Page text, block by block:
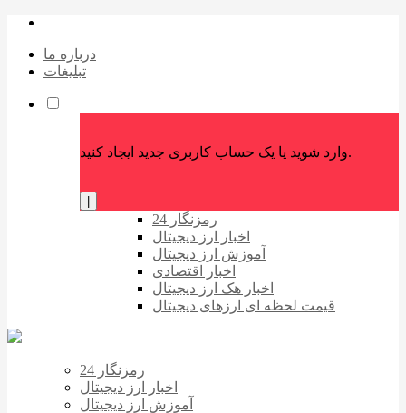
درباره ما
تبلیغات
وارد شوید یا یک حساب کاربری جدید ایجاد کنید.
رمزنگار 24
اخبار ارز دیجیتال
آموزش ارز دیجیتال
اخبار اقتصادی
اخبار هک ارز دیجیتال
قیمت لحظه ای ارزهای دیجیتال
رمزنگار 24
اخبار ارز دیجیتال
آموزش ارز دیجیتال